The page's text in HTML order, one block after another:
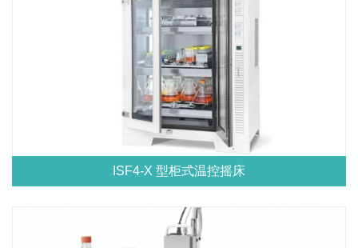
ISF4-X 型柜式温控摇床